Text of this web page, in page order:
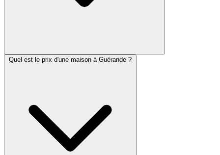
Quel est le prix d'une maison à Guérande ?